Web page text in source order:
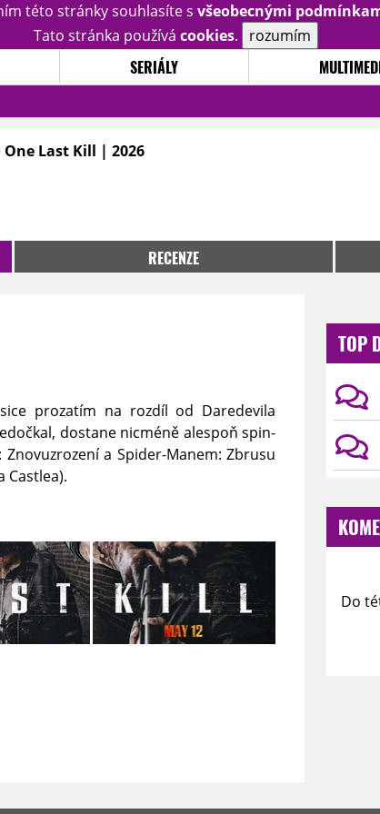
této stránky souhlasíte s všeobecnými
Tato stránka používá cookies. rozumím
SERIÁLY
Last Kill | 2026
RECENZE
prozatím na rozdíl od Daredevila
dostane nicméně alespoň spin-
a Spider-Manem: Zbrusu
Castlea).
TOP
Do